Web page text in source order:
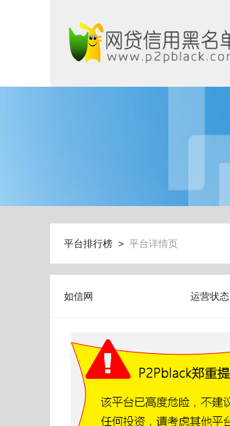
平台排行榜 > 平台详情页
如信网 运营状态